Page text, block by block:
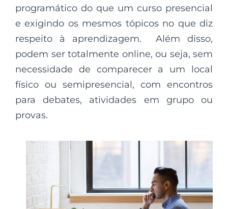
programático do que um curso presencial
e exigindo os mesmos tópicos no que diz
respeito à aprendizagem. Além disso,
podem ser totalmente online, ou seja, sem
necessidade de comparecer a um local
físico ou semipresencial, com encontros
para debates, atividades em grupo ou
provas.